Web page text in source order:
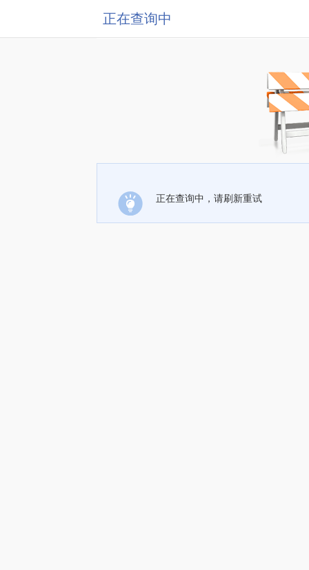
正在查询中
正在查询中，请刷新重试